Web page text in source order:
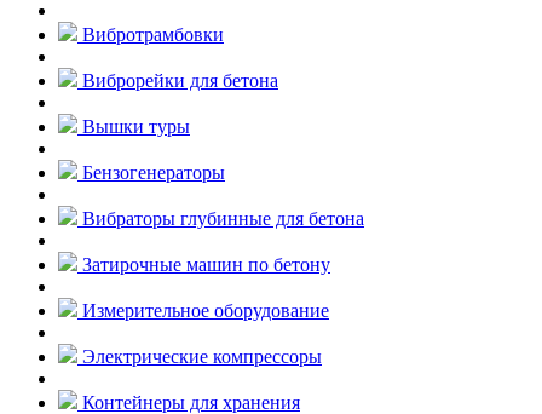
Вибротрамбовки
Виброрейки для бетона
Вышки туры
Бензогенераторы
Вибраторы глубинные для бетона
Затирочные машин по бетону
Измерительное оборудование
Электрические компрессоры
Контейнеры для хранения